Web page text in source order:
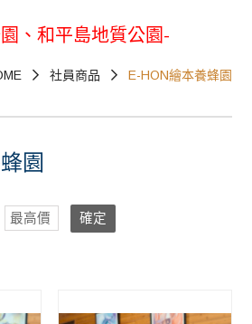
、和平島地質公園-
地質公園、澎湖海洋地質公
社員商品 E-HON繪本養蜂園
園
確定